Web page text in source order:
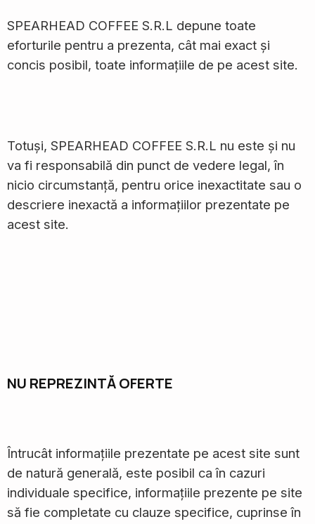
SPEARHEAD COFFEE S.R.L depune toate
eforturile pentru a prezenta, cât mai exact și
concis posibil, toate informațiile de pe acest site.
Totuși, SPEARHEAD COFFEE S.R.L nu este și nu
va fi responsabilă din punct de vedere legal, în
nicio circumstanță, pentru orice inexactitate sau o
descriere inexactă a informațiilor prezentate pe
acest site.
NU REPREZINTĂ OFERTE
Întrucât informațiile prezentate pe acest site sunt
de natură generală, este posibil ca în cazuri
individuale specifice, informațiile prezente pe site
să fie completate cu clauze specifice, cuprinse în